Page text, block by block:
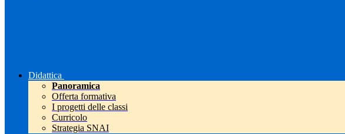
Didattica
Panoramica
Offerta formativa
I progetti delle classi
Curricolo
Strategia SNAI